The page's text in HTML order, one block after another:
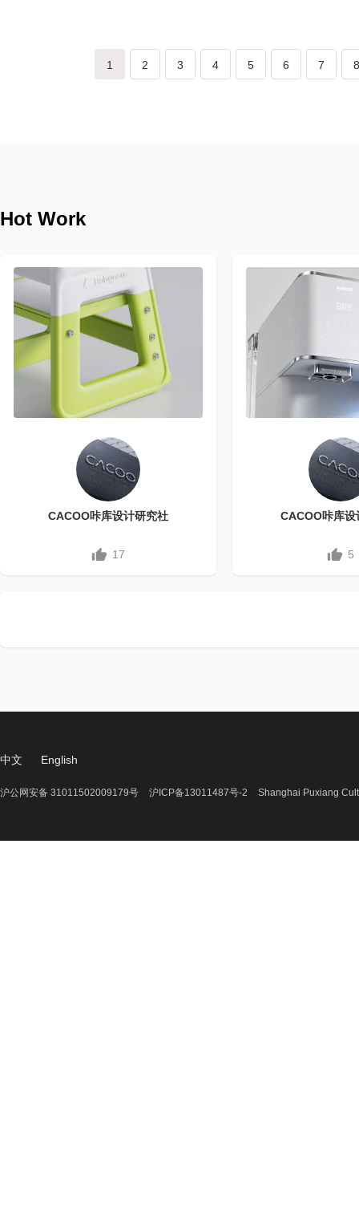
1 2 3 4 5 6 7 8
Hot Work
CACOO咔库设计研究社
17
CACOO咔库设
5
中文 English
沪公网安备 31011502009179号 沪ICP备13011487号-2 Shanghai Puxiang